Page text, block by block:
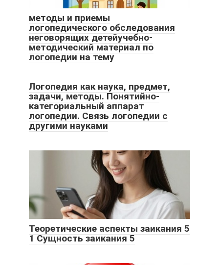
методы и приемы
логопедического обследования
неговорящих детейучебно-
методический материал по
логопедии на тему
Логопедия как наука, предмет,
задачи, методы. Понятийно-
категориальный аппарат
логопедии. Связь логопедии с
другими науками
Теоретические аспекты заикания 5
1 Сущность заикания 5